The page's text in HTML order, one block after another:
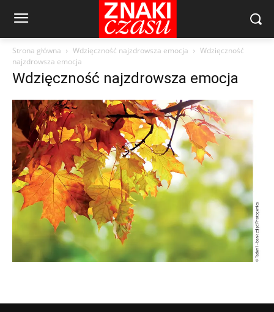
Strona główna Wdzięczność najzdrowsza emocja
Wdzięczność
najzdrowsza emocja
Wdzięczność najzdrowsza emocja